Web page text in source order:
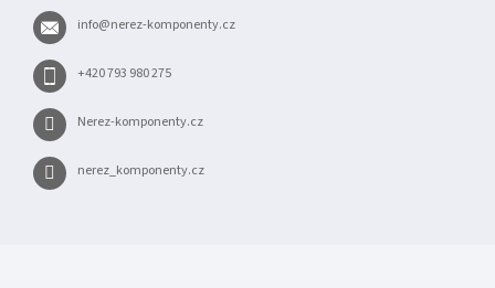
info@nerez-komponenty.cz
+420 793 980 275
Nerez-komponenty.cz
nerez_komponenty.cz